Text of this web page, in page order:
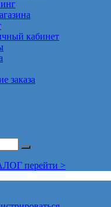
кабинет
заказа
перейти >